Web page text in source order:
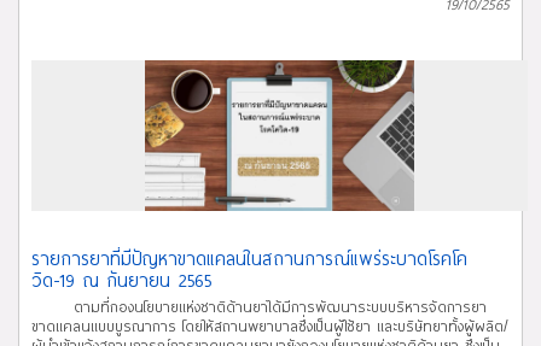
กลางยา ลงวันที่ 6 มิถุนายน 2565 (รายละเอียดปรากฏตามเว็บไซต์
http://ndi.fda.moph.go.th/ndi_news_detail/index/293) เพื่อให้การพิจารณา
กำหนดราคากลางยาที่มีปัญหาจัดซื้อของรัฐเป็นไปอย่างมีประสิทธิภาพ คณะอนุกร
รมการฯ จึงเปิดรับข้อเสนอราคากลางยาในการจัดซื้อเฉพาะที่ท่านไม่สามารถ
จำหน่ายได้ โดยส่งแบบสำรวจราคากลางยาปัญหาจัดซื้อตามประกาศฯ ตาม QR
Code ที่ระบุในไฟล์แนบ ภายในวันที่ 25 ตุลาคม 2565 ทั้งนี้ หากผู้รับอนุญาตไม่
สามารถจำหน่ายยาตามราคากลางที่คณะกรรมการพัฒนาระบบยาแห่งชาติ
กำหนด ให้ผู้รับอนุญาตแจ้งกองนโยบายแห่งชาติด้านยาล่วงหน้าอย่างน้อย 3 เดือน
จึงเรียนมาเพื่อโปรดทราบ และส่งแบบสำรวจราคากลางยา
รายการยาที่มีปัญหาขาดแคลนในสถานการณ์แพร่ระบาดโรคโค
วิด-19 ณ กันยายน 2565
ตามที่กองนโยบายแห่งชาติด้านยาได้มีการพัฒนาระบบบริหารจัดการยา
ขาดแคลนแบบบูรณาการ โดยให้สถานพยาบาลซึ่งเป็นผู้ใช้ยา และบริษัทยาทั้งผู้ผลิต/